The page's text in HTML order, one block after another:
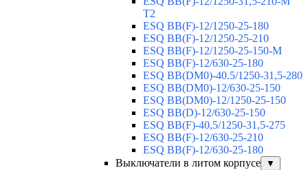
T2
ESQ BB(F)-12/1250-25-180
ESQ ВВ(F)-12/1250-25-210
ESQ ВВ(F)-12/1250-25-150-М
ESQ BB(F)-12/630-25-180
ESQ ВВ(DM0)-40.5/1250-31,5-280
ESQ ВВ(DM0)-12/630-25-150
ESQ ВВ(DM0)-12/1250-25-150
ESQ BB(D)-12/630-25-150
ESQ ВВ(F)-40,5/1250-31,5-275
ESQ ВВ(F)-12/630-25-210
ESQ ВВ(F)-12/630-25-180
Выключатели в литом корпусе
▼